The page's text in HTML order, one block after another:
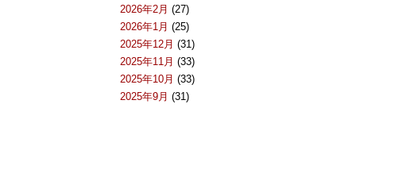
2026年2月 (27)
2026年1月 (25)
2025年12月 (31)
2025年11月 (33)
2025年10月 (33)
2025年9月 (31)